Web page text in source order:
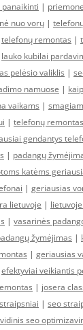
|
nuo vorų |
telefonų remontas |
lauko kubilai
pelėsio valiklis |
namuose |
vaikams |
| telefonų
gendantys
| padangų
katėms
| geriausias
lietuvoje |
| vasarinės
žymėjimas |
| geriausias
efektyviai veikiantis
| josera
| seo
vidinis seo